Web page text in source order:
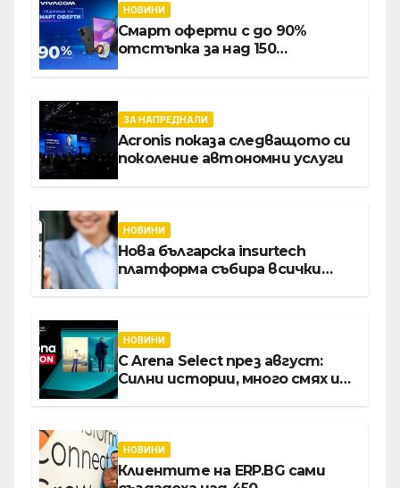
хотелиерството
НОВИНИ
Смарт оферти с до 90%
отстъпка за над 150
ЗА НАПРЕДНАЛИ
Acronis показа следващото си
поколение автономни услуги
НОВИНИ
Нова българска insurtech
платформа събира всички
НОВИНИ
С Arena Select през август:
Силни истории, много смях и
НОВИНИ
Клиентите на ERP.BG сами